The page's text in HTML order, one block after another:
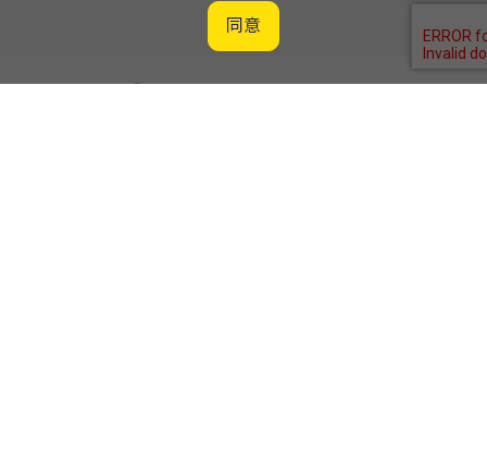
同意